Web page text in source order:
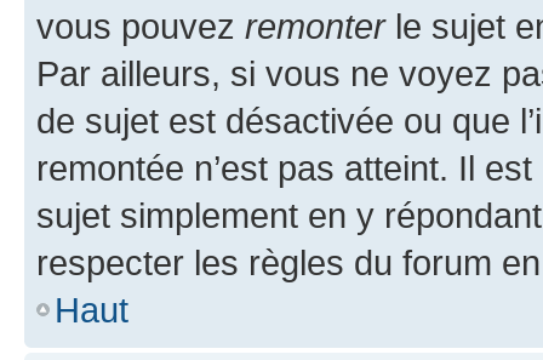
vous pouvez remonterle sujet
Par ailleurs, si vous ne voyez
de sujet est désactivée ou que
remontée n’est pas atteint. Il
sujet simplement en y
respecter les règles du forum
Haut